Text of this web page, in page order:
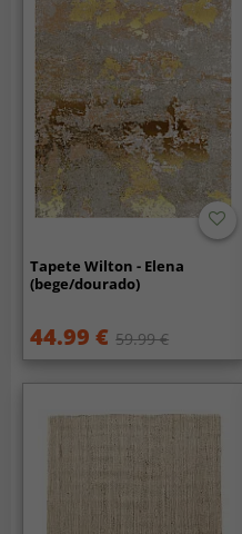
Tapete Wilton - Elena
(bege/dourado)
44.99 € 59.99 €